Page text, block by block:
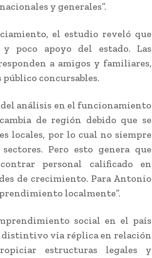
y generales”.
el estudio reveló que
poco apoyo del estado. Las
a amigos y familiares,
público concursables.
análisis en el funcionamiento
de región debido que se
locales, por lo cual no siempre
Pero esto genera que
personal calificado en
de crecimiento. Para Antonio
localmente”.
social en el país
vía réplica en relación
estructuras legales y